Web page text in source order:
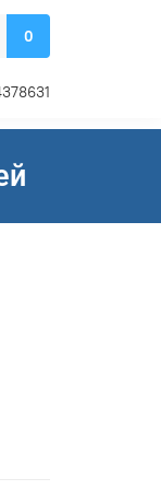
0